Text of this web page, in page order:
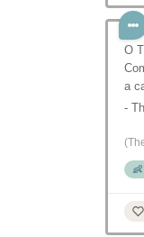
O
a
-